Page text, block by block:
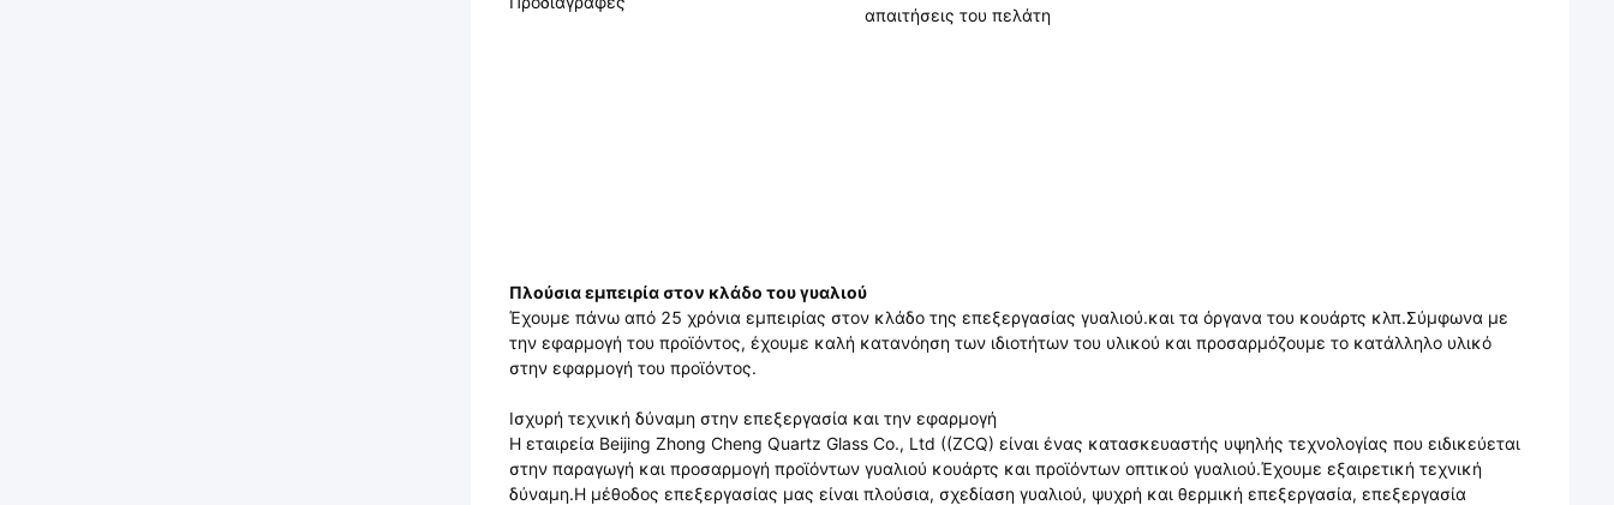
απαιτήσεις του πελάτη
Πλούσια εμπειρία στον κλάδο του γυαλιού
Έχουμε πάνω από 25 χρόνια εμπειρίας στον κλάδο της επεξεργασίας γυαλιού.και τα όργανα του κουάρτς κλπ.Σύμφωνα με
την εφαρμογή του προϊόντος, έχουμε καλή κατανόηση των ιδιοτήτων του υλικού και προσαρμόζουμε το κατάλληλο υλικό
στην εφαρμογή του προϊόντος.
Ισχυρή τεχνική δύναμη στην επεξεργασία και την εφαρμογή
Η εταιρεία Beijing Zhong Cheng Quartz Glass Co., Ltd ((ZCQ) είναι ένας κατασκευαστής υψηλής τεχνολογίας που ειδικεύεται
στην παραγωγή και προσαρμογή προϊόντων γυαλιού κουάρτς και προϊόντων οπτικού γυαλιού.Έχουμε εξαιρετική τεχνική
δύναμη.Η μέθοδος επεξεργασίας μας είναι πλούσια, σχεδίαση γυαλιού, ψυχρή και θερμική επεξεργασία, επεξεργασία